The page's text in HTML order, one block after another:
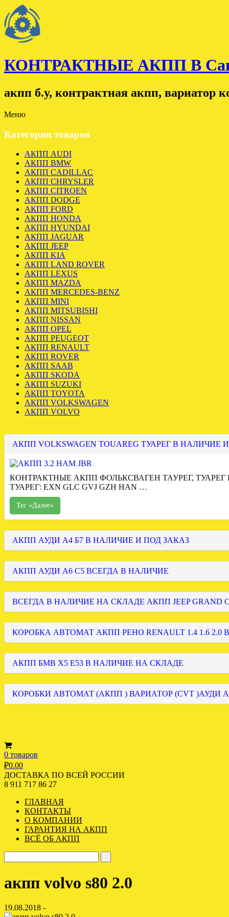
КОНТРАКТНЫЕ АКПП В
акпп б.у, контрактная акпп, вариатор
Меню
Категории товаров
АКПП AUDI
АКПП BMW
АКПП CADILLAC
АКПП CHRYSLER
АКПП CITROEN
АКПП DODGE
АКПП FORD
АКПП HONDA
АКПП HYUNDAI
АКПП JAGUAR
АКПП JEEP
АКПП KIA
АКПП LAND ROVER
АКПП LEXUS
АКПП MAZDA
АКПП MERCEDES-BENZ
АКПП MINI
АКПП MITSUBISHI
АКПП NISSAN
АКПП OPEL
АКПП PEUGEOT
АКПП RENAULT
АКПП ROVER
АКПП SAAB
АКПП SKODA
АКПП SUZUKI
АКПП TOYOTA
АКПП VOLKSWAGEN
АКПП VOLVO
АКПП VOLKSWAGEN TOUAREG ТУАРЕГ В НАЛИЧИЕ
КОНТРАКТНЫЕ АКПП ФОЛЬКСВАГЕН ТАУРЕГ, ТУАРЕГ
ТУАРЕГ: EXN GLC GVJ GZH HAN …
Тег «Далее»
АКПП АУДИ А4 Б7 В НАЛИЧИЕ И ПОД ЗАКАЗ
АКПП АУДИ А6 С5 ВСЕГДА В НАЛИЧИЕ
ВСЕГДА В НАЛИЧИЕ НА СКЛАДЕ АКПП JEEP GRAND
КОРОБКА АВТОМАТ АКПП РЕНО RENAULT 1.4 1.6 2.0
АКПП БМВ Х5 Е53 В НАЛИЧИЕ НА СКЛАДЕ
КОРОБКИ АВТОМАТ (АКПП ) ВАРИАТОР (CVT )АУДИ
0 товаров
₽0.00
ДОСТАВКА ПО ВСЕЙ РОССИИ
8 911 717 86 27
ГЛАВНАЯ
КОНТАКТЫ
О КОМПАНИИ
ГАРАНТИЯ НА АКПП
ВСЁ ОБ АКПП
акпп volvo s80 2.0
19.08.2018 -